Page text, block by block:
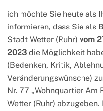
ich möchte Sie heute als
informieren, dass Sie als
Stadt Wetter (Ruhr) vom
2023 die Möglichkeit
(Bedenken, Kritik,
Veränderungswünsche)
Nr. 77 „Wohnquartier Am
Wetter (Ruhr)